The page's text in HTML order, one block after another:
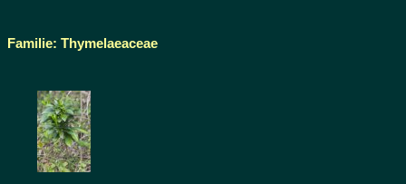
Familie: Thymelaeaceae